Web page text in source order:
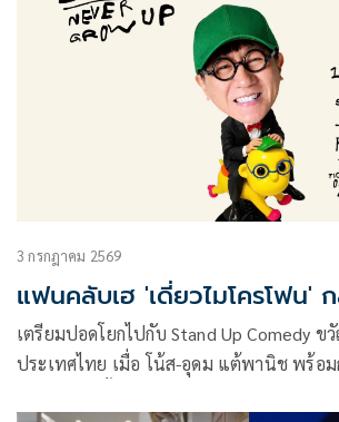
3 กรกฎาคม 2569
แฟนคลับเฮ 'เดี่ยวไมโครโฟน'
เตรียมปอดโยกไปกับ Stand Up Comedy ข
ประเทศไทย เมื่อ โน้ส-อุดม แต้พานิช พร้อม